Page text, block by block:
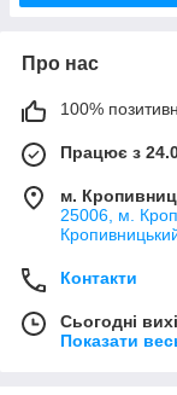
Про нас
100%
Працює з
м.
25006, м.
Контакти
Сьогодні
Показати